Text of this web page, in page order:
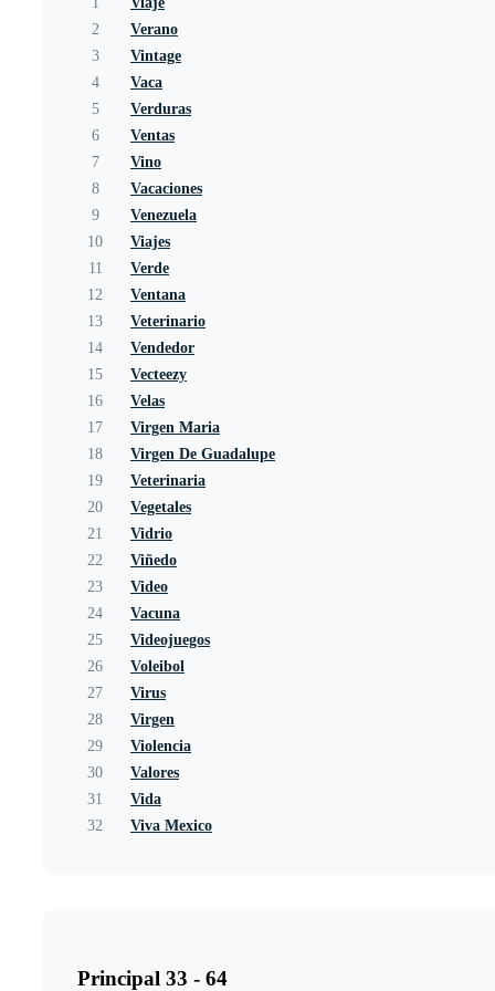
2
Verano
3
Vintage
4
Vaca
5
Verduras
6
Ventas
7
Vino
8
Vacaciones
9
Venezuela
10
Viajes
11
Verde
12
Ventana
13
Veterinario
14
Vendedor
15
Vecteezy
16
Velas
17
Virgen Maria
18
Virgen De Guadalupe
19
Veterinaria
20
Vegetales
21
Vidrio
22
Viñedo
23
Video
24
Vacuna
25
Videojuegos
26
Voleibol
27
Virus
28
Virgen
29
Violencia
30
Valores
31
Vida
32
Viva Mexico
Principal 33 - 64